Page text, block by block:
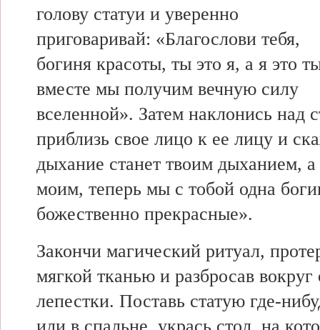
голову статуи и уверенно
приговаривай: «Благослови тебя,
богиня красоты, ты это я, а я это
вместе мы получим вечную силу
вселенной». Затем наклонись над
приблизь свое лицо к ее лицу и
дыхание станет твоим дыханием, а
моим, теперь мы с тобой одна
божественно прекрасные».
Закончи магический ритуал,
мягкой тканью и разбросав
лепестки. Поставь статую где-
или в спальне, укрась стол, на